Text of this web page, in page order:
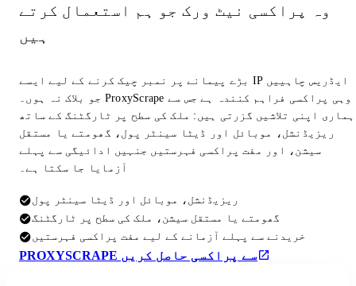
وہ پراکسی نیٹ ورک جو ہم استعمال کرتے
ہیں
بڑے پیمانے پر نمبر چیک کرنے کے لیے ایسے IP ایڈریس چاہییں
جو بلاک نہ ہوں۔ ProxyScrape وہی پراکسی فراہم کنندہ ہے جس سے
ہماری اپنی تلاشیں گزرتی ہیں: ملک کی سطح پر ٹارگٹنگ کے ساتھ
ریزیڈنشل، موبائل اور ڈیٹا سینٹر پول، گھومتے یا مستقل
سیشن، اور مفت پراکسی فہرستیں جنہیں ادائیگی سے پہلے
آزمایا جا سکتا ہے۔
ریزیڈنشل، موبائل اور ڈیٹا سینٹر پول
گھومتے یا مستقل سیشن، ملک کی سطح پر ٹارگٹنگ
خریدنے سے پہلے آزمانے کے لیے مفت پراکسی فہرستیں
PROXYSCRAPE سے پراکسی حاصل کریں